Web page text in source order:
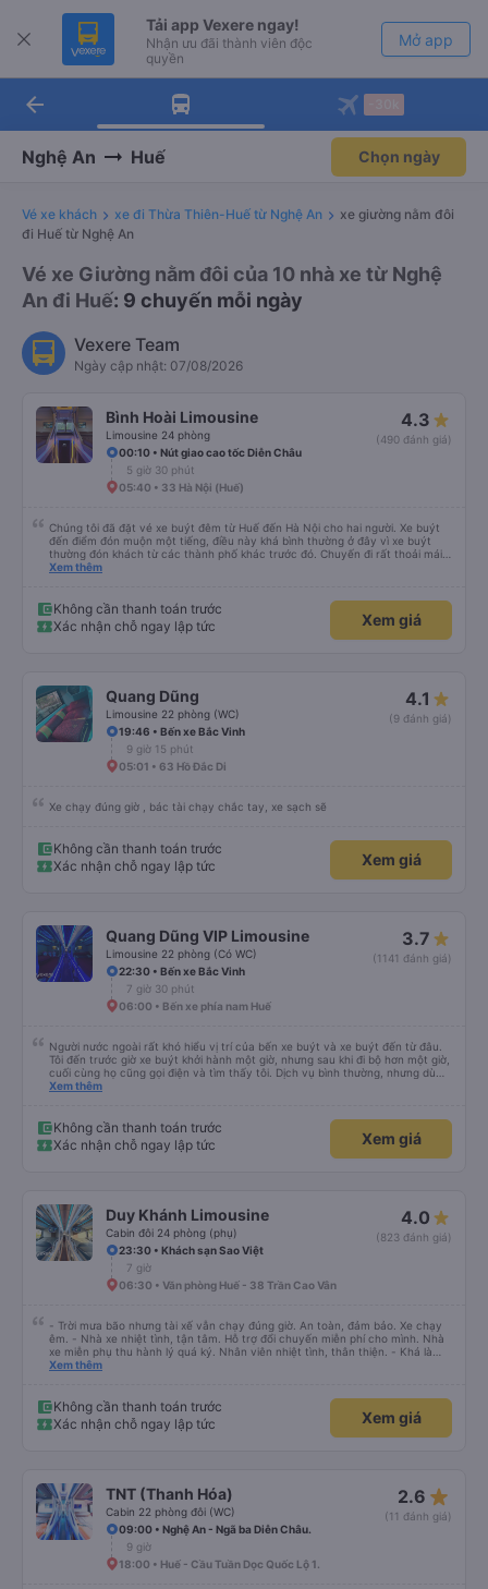
Tải app Vexere ngay!
Nhận ưu đãi thành viên độc
quyền
Mở app
Tải app Vexere
-30k/ghế khi đặt vé máy bay qua
Mở app
arrow_back
Nghệ An Huế Chọn ngày
Vé xe khách xe đi Thừa Thiên-Huế từ Nghệ An
xe giường nằm đôi
đi Huế từ Nghệ An
Vé xe Giường nằm đôi của 10 nhà xe từ Nghệ
An đi Huế: 9 chuyến mỗi ngày
Vexere Team
Ngày cập nhật: 07/08/2026
Bình Hoài Limousine
Limousine 24 phòng
4.3
(490 đánh giá)
00:10 • Nút giao cao tốc Diễn Châu
5 giờ 30 phút
05:40 • 33 Hà Nội (Huế)
Chúng tôi đã đặt vé xe buýt đêm từ Huế đến Hà Nội cho hai người. Xe buýt
đến điểm đón muộn một tiếng, điều này khá bình thường ở đây vì xe buýt
thường đón khách từ các thành phố khác trước đó. Chuyến đi rất thoải mái,
ghế nằm êm ái, và ngay cả người cao 1,80 m như tôi vẫn ngủ ngon. Sau khi
rắc rối như vậy, nhưng thật tốt khi thấy công ty xe buýt quan tâm đến
khách hàng của mình. Chúng tôi chắc chắn sẽ đi xe của họ lần nữa.
Xem thêm
Không cần thanh toán trước
Xác nhận chỗ ngay lập tức
Xem giá
Quang Dũng
Limousine 22 phòng (WC)
4.1
(9 đánh giá)
19:46 • Bến xe Bắc Vinh
9 giờ 15 phút
05:01 • 63 Hồ Đắc Di
Xe chạy đúng giờ , bác tài chạy chắc tay, xe sạch sẽ
Không cần thanh toán trước
Xác nhận chỗ ngay lập tức
Xem giá
Quang Dũng VIP Limousine
Limousine 22 phòng (Có WC)
3.7
(1141 đánh giá)
22:30 • Bến xe Bắc Vinh
7 giờ 30 phút
06:00 • Bến xe phía nam Huế
Người nước ngoài rất khó hiểu vị trí của bến xe buýt và xe buýt đến từ đâu.
Tôi đến trước giờ xe buýt khởi hành một giờ, nhưng sau khi đi bộ hơn một giờ,
cuối cùng họ cũng gọi điện và tìm thấy tôi. Dịch vụ bình thường, nhưng dù
sao thì tôi ngủ ngon hơn ở khách sạn vì tôi rất thoải mái. Sẽ tuyệt hơn nếu
Xem thêm
Không cần thanh toán trước
Xác nhận chỗ ngay lập tức
Xem giá
Duy Khánh Limousine
Cabin đôi 24 phòng (phụ)
4.0
(823 đánh giá)
23:30 • Khách sạn Sao Việt
7 giờ
06:30 • Văn phòng Huế - 38 Trần Cao Vân
- Trời mưa bão nhưng tài xế vẫn chạy đúng giờ. An toàn, đảm bảo. Xe chạy
êm. - Nhà xe nhiệt tình, tận tâm. Hỗ trợ đổi chuyến miễn phí cho mình. Nhà
xe miễn phụ thu hành lý quá ký. Nhân viên nhiệt tình, thân thiện. - Khá là
thích tài xế. Lái xe an toàn. Chu đáo, thân thiện, nhiệt tình. - Xe ngồi thoải
Xem thêm
Không cần thanh toán trước
Xác nhận chỗ ngay lập tức
Xem giá
TNT (Thanh Hóa)
Cabin 22 phòng đôi (WC)
2.6 star_rate
(11 đánh giá)
09:00 • Nghệ An - Ngã ba Diễn Châu.
9 giờ
18:00 • Huế - Cầu Tuần Dọc Quốc Lộ 1.